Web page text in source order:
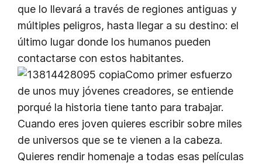
que lo llevará a través de regiones antiguas y
múltiples peligros, hasta llegar a su destino: el
último lugar donde los humanos pueden
contactarse con estos habitantes.
Como primer esfuerzo
de unos muy jóvenes creadores, se entiende
porqué la historia tiene tanto para trabajar.
Cuando eres joven quieres escribir sobre miles
de universos que se te vienen a la cabeza.
Quieres rendir homenaje a todas esas películas